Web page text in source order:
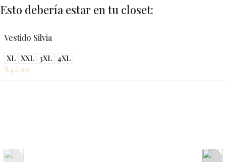
Esto debería estar en tu closet:
Vestido Silvia
XL XXL 3XL 4XL
$42.99